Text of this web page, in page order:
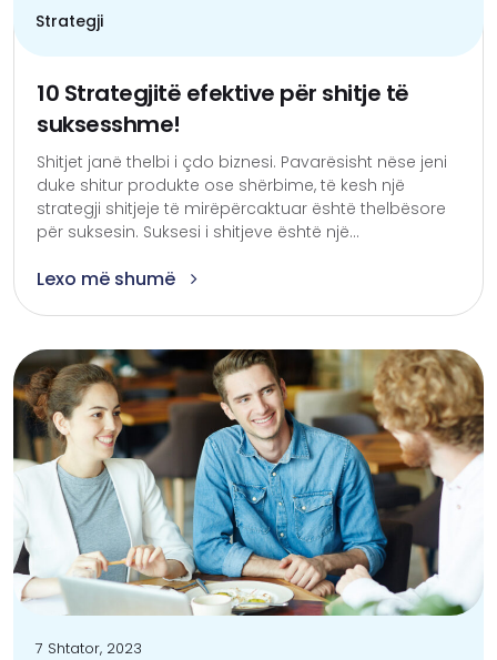
Strategji
10 Strategjitë efektive për shitje të
suksesshme!
Shitjet janë thelbi i çdo biznesi. Pavarësisht nëse jeni
duke shitur produkte ose shërbime, të kesh një
strategji shitjeje të mirëpërcaktuar është thelbësore
për suksesin. Suksesi i shitjeve është një...
Lexo më shumë
7 Shtator, 2023